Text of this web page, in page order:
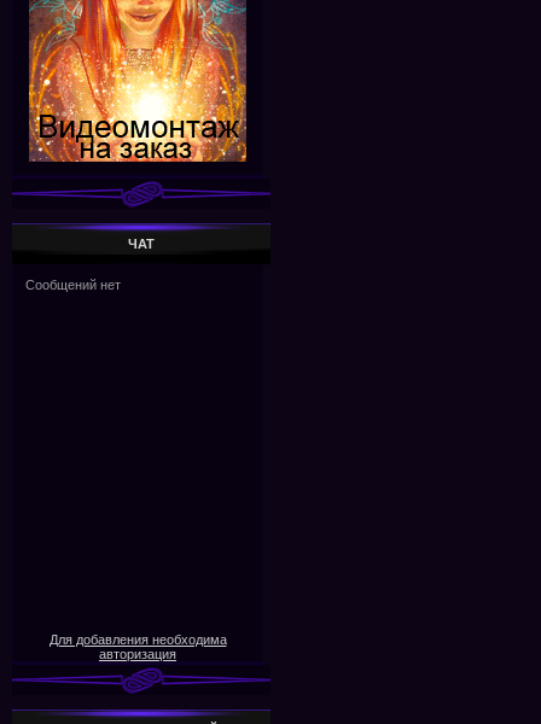
ЧАТ
Для добавления необходима
авторизация